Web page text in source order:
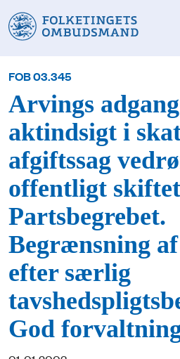
FOB 03.345
Arvings
aktindsigt i
afgiftssag
offentligt
Partsbegrebet.
Begrænsning
efter særlig
God